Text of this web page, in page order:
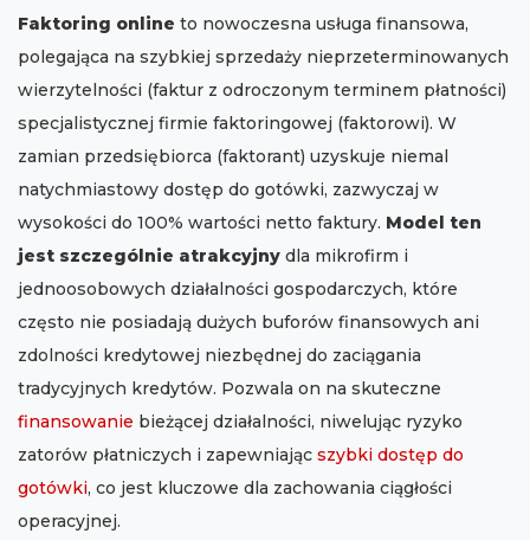
Faktoring online to nowoczesna usługa finansowa,
polegająca na szybkiej sprzedaży nieprzeterminowanych
wierzytelności (faktur z odroczonym terminem płatności)
specjalistycznej firmie faktoringowej (faktorowi). W
zamian przedsiębiorca (faktorant) uzyskuje niemal
natychmiastowy dostęp do gotówki, zazwyczaj w
wysokości do 100% wartości netto faktury. Model ten
jest szczególnie atrakcyjny dla mikrofirm i
jednoosobowych działalności gospodarczych, które
często nie posiadają dużych buforów finansowych ani
zdolności kredytowej niezbędnej do zaciągania
tradycyjnych kredytów. Pozwala on na skuteczne
finansowanie bieżącej działalności, niwelując ryzyko
zatorów płatniczych i zapewniając szybki dostęp do
gotówki, co jest kluczowe dla zachowania ciągłości
operacyjnej.